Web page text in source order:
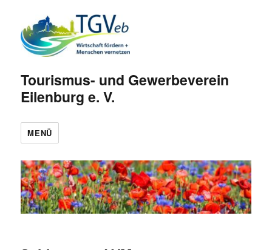
Tourismus- und Gewerbeverein
Eilenburg e. V.
MENÜ